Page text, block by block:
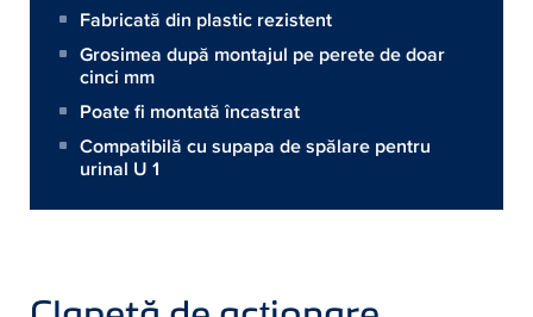
Fabricată din plastic rezistent
Grosimea după montajul pe perete de doar
cinci mm
Poate fi montată încastrat
Compatibilă cu supapa de spălare pentru
urinal U 1